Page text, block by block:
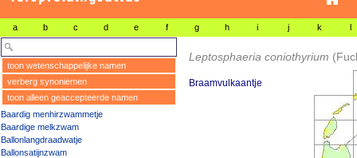
a b c d e f g h i j k l
toon wetenschappelijke namen
verberg synoniemen
toon alleen geaccepteerde namen
Baardig menhirzwammetje
Baardige melkzwam
Ballonlangdraadwatje
Ballonsatijnzwam
Leptosphaeria coniothyrium
Braamvulkaantje